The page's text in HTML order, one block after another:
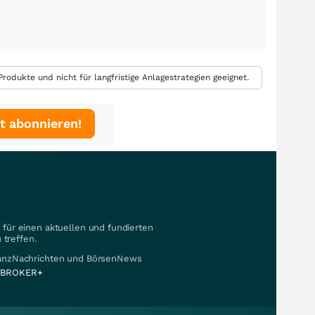
und nicht für langfristige Anlagestrategien geeignet.
abonnieren!
für einen aktuellen und fundierten
treffen.
und BörsenNews